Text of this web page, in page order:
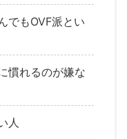
でもOVF派とい
慣れるのが嫌な
人